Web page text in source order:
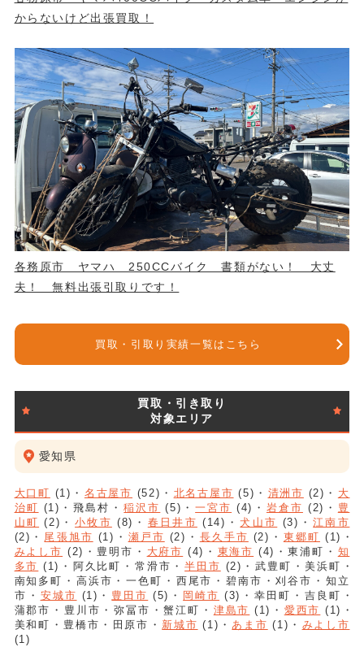
からないけど出張買取！
各務原市 ヤマハ 250CCバイク 書類がない！ 大丈
夫！ 無料出張引取りです！
買取・引取り実績一覧はこちら
買取・引き取り
対象エリア
愛知県
大口町 (1) 名古屋市 (52) 北名古屋市 (5) 清洲市 (2)
大
治町 (1) 飛島村 稲沢市 (5) 一宮市 (4) 岩倉市 (2)
豊
山町 (2) 小牧市 (8) 春日井市 (14) 犬山市 (3)
江南市
(2)
尾張旭市 (1) 瀬戸市 (2) 長久手市 (2) 東郷町 (1)
みよし市 (2) 豊明市 大府市 (4) 東海市 (4) 東浦町
知
多市 (1) 阿久比町 常滑市 半田市 (2) 武豊町
美浜町
南知多町
高浜市 一色町 西尾市 碧南市 刈谷市
知立
市
安城市 (1) 豊田市 (5) 岡崎市 (3) 幸田町
吉良町
蒲郡市
豊川市 弥冨市 蟹江町 津島市 (1) 愛西市 (1)
美和町
豊橋市 田原市 新城市 (1) あま市 (1)
みよし市
(1)